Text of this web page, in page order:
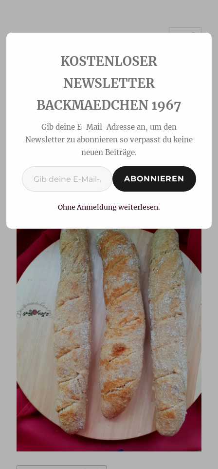
Dinkel-Baguettes
NEWSLETTER
BACKMAEDCHEN 1967
Gib deine E-Mail-Adresse an, um den
Newsletter zu abonnieren so verpasst du keine
neuen Beiträge.
Gib deine E-Mail-Adresse ein ...
ABONNIEREN
Ohne Anmeldung weiterlesen.